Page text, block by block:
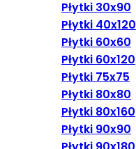
Płytki 30x90
Płytki 40x120
Płytki 60x60
Płytki 60x120
Płytki 75x75
Płytki 80x80
Płytki 80x160
Płytki 90x90